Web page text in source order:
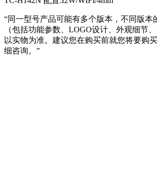
“同一型号产品可能有多个版本，不同版本
（包括功能参数、LOGO设计、外观细节
以实物为准。建议您在购买前就您将要购
细咨询。”